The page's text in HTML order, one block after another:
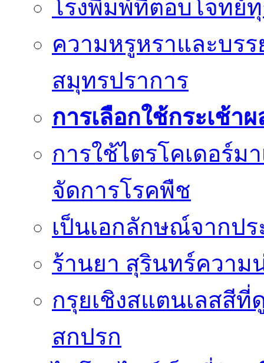
โรงพิมพ์ที่ตอบโจทย์
ความหรูหราและบร
สมุทรปราการ
การเลือกใช้กระเช้า
การใช้ไตรโคเดอร์
จัดการโรคพืช
เป็นเอกลักษณ์จากป
ร้านยา สุรินทร์ความ
กรุยเชิงสแตนเลสสี
สกปรก